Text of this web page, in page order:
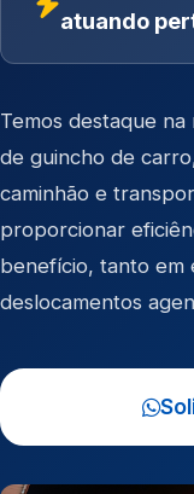
atuando
Temos destaque
de guincho de carro
caminhão e
proporcionar
benefício, tanto em
deslocamentos